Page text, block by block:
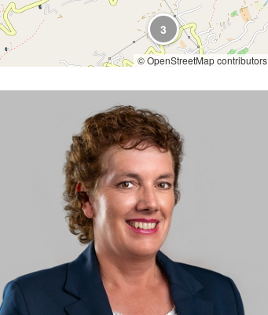
2
3
© OpenStreetMap contributors